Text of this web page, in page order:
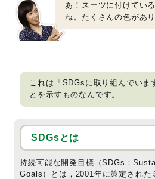
あ！スーツに付けてい
ね。たくさんの色があり
これは「SDGsに取り組んでいま
とを示すものなんです。
SDGsとは
持続可能な開発目標（SDGs：
Goals）とは，2001年に策定された